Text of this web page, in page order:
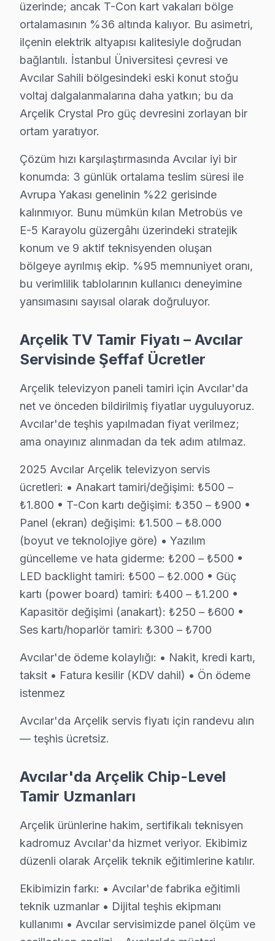
• Servis tamamlandığında e-posta/SMS bildirimi
Avcılar'da Arçelik ekran arızalarınız için vakit
Avcılar Arçelik Servis Hizmeti – Yerinde
Avcılar'de aniden arızalanan Arçelik panel
Avcılar'de yerinde servis avantajları:
• Avcılar'de randevu sonrası 1-2 saat içinde kapınızda
• Avcılar'de orijinal parça stok garantisi
• Avcılar servisimizde servis sonrası test ve
• Avcılar'de fatura ve resmi garanti belgesi
Avcılar'da Arçelik yetkili servis kalitesinde hizmet alın,
Arçelik Televizyon Kullanım Kılavuzu –
Televizyonunuzun ömrünü kısaltan alışkanlıklardan
Teknisyen önerileri:
• Avcılar'de HDMI kablolarını çekip takmadan önce
• Direkt güneş ışığı ve ısı kaynaklarından
• Ekran parlaklığını Avcılar'de ortam ışığına göre
• Enerji tasarrufu için kullanmadığınızda Avcılar'de
Avcılar'da düzenli bakım ve doğru kullanım ile
Avcılar'de Arçelik Servis Hizmetleri
Avcılar bölgesinde Arçelik panel tamirinde
Arçelik VA Panel ve IPS Panel Tamiri: Arçelik'ın
Anakart ve Güç Kartı Onarımı: BGA reballing ve
bu TV Yazılım ve Sistem Desteği: Crystal Pro,
» Avcılar'e ve çevre mahallelere yerinde servis
Fiyat Politikamız: Sürpriz Yok, Güven Var
Avcılar'de fiyat konusunda şeffaflık ilkemizdir.
Avcılar'de onaysız işlem yok: Fiyat teklifi
Avcılar garantili fiyat: Avcılar servisimizde teklif
» Avcılar'de Arçelik TV tamir fiyatı öğrenmek için
Avcılar Arçelik TV Servis Garanti Belgesi - 1 Yıl Parça
Avcılar Arçelik televizyon ünitesi tamir garantisi: 15
Arçelik işçilik garantisi: Avcılar'de 6 ay — aynı
Arçelik parça güvencesi: Avcılar servisimizde orijinal
Arçelik'a özgü Uzaktan kumanda sensör arızası
7/24 bu marka Destek Hattı: Avcılar'den tamir
Avcılar Arçelik Servis Bölge Kapsamı
üzerinde; ancak T-Con kart vakaları bölge
ortalamasının %36 altında kalıyor. Bu asimetri,
ilçenin elektrik altyapısı kalitesiyle doğrudan
bağlantılı. İstanbul Üniversitesi çevresi ve
Avcılar Sahili bölgesindeki eski konut stoğu
voltaj dalgalanmalarına daha yatkın; bu da
Arçelik Crystal Pro güç devresini zorlayan bir
ortam yaratıyor.
Çözüm hızı karşılaştırmasında Avcılar iyi bir
konumda: 3 günlük ortalama teslim süresi ile
Avrupa Yakası genelinin %22 gerisinde
kalınmıyor. Bunu mümkün kılan Metrobüs ve
E-5 Karayolu güzergâhı üzerindeki stratejik
konum ve 9 aktif teknisyenden oluşan
bölgeye ayrılmış ekip. %95 memnuniyet oranı,
bu verimlilik tablolarının kullanıcı deneyimine
yansımasını sayısal olarak doğruluyor.
Arçelik TV Tamir Fiyatı – Avcılar
Servisinde Şeffaf Ücretler
Arçelik televizyon paneli tamiri için Avcılar'da
net ve önceden bildirilmiş fiyatlar uyguluyoruz.
Avcılar'de teşhis yapılmadan fiyat verilmez;
ama onayınız alınmadan da tek adım atılmaz.
2025 Avcılar Arçelik televizyon servis
ücretleri: • Anakart tamiri/değişimi: ₺500 –
₺1.800 • T-Con kartı değişimi: ₺350 – ₺900 •
Panel (ekran) değişimi: ₺1.500 – ₺8.000
(boyut ve teknolojiye göre) • Yazılım
güncelleme ve hata giderme: ₺200 – ₺500 •
LED backlight tamiri: ₺500 – ₺2.000 • Güç
kartı (power board) tamiri: ₺400 – ₺1.200 •
Kapasitör değişimi (anakart): ₺250 – ₺600 •
Ses kartı/hoparlör tamiri: ₺300 – ₺700
Avcılar'de ödeme kolaylığı: • Nakit, kredi kartı,
taksit • Fatura kesilir (KDV dahil) • Ön ödeme
istenmez
Avcılar'da Arçelik servis fiyatı için randevu alın
— teşhis ücretsiz.
Avcılar'da Arçelik Chip-Level
Tamir Uzmanları
Arçelik ürünlerine hakim, sertifikalı teknisyen
kadromuz Avcılar'da hizmet veriyor. Ekibimiz
düzenli olarak Arçelik teknik eğitimlerine katılır.
Ekibimizin farkı: • Avcılar'de fabrika eğitimli
teknik uzmanlar • Dijital teşhis ekipmanı
kullanımı • Avcılar servisimizde panel ölçüm ve